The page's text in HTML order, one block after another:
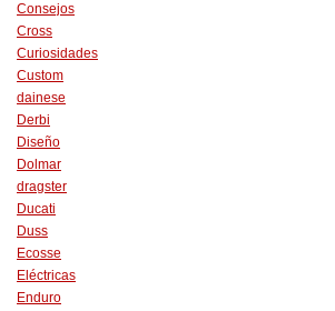
Consejos
Cross
Curiosidades
Custom
dainese
Derbi
Diseño
Dolmar
dragster
Ducati
Duss
Ecosse
Eléctricas
Enduro